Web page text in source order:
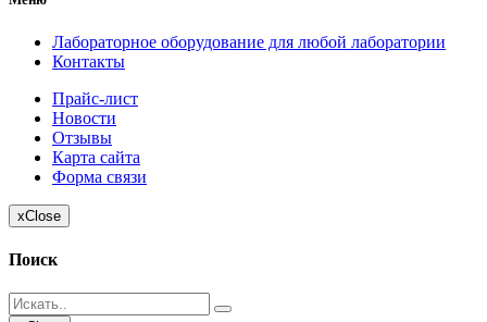
Лабораторное оборудование для любой лаборатории
Контакты
Прайс-лист
Новости
Отзывы
Карта сайта
Форма связи
xClose
Поиск